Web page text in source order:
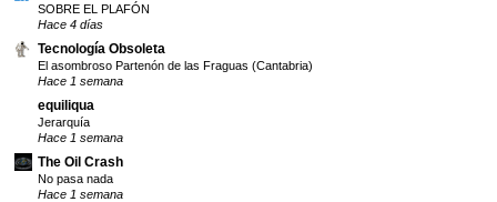
SOBRE EL PLAFÓN
Hace 4 días
Tecnología Obsoleta
El asombroso Partenón de las Fraguas (Cantabria)
Hace 1 semana
equiliqua
Jerarquía
Hace 1 semana
The Oil Crash
No pasa nada
Hace 1 semana